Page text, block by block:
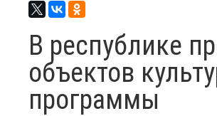
В республике
объектов
программы